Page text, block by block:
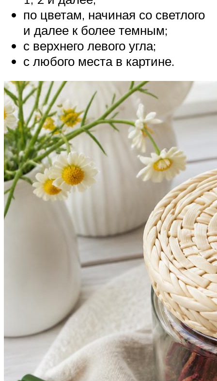
по цветам, начиная со светлого
и далее к более темным;
с верхнего левого угла;
с любого места в картине.